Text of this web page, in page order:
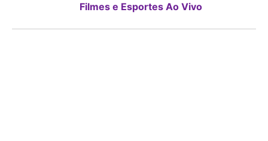
Filmes e Esportes Ao Vivo